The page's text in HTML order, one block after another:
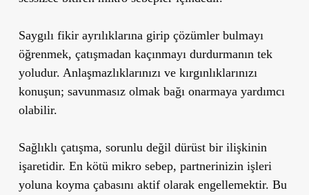
Saygılı fikir ayrılıklarına girip çözümler bulmayı
öğrenmek, çatışmadan kaçınmayı durdurmanın tek
yoludur. Anlaşmazlıklarınızı ve kırgınlıklarınızı
konuşun; savunmasız olmak bağı onarmaya yardımcı
olabilir.
Sağlıklı çatışma, sorunlu değil dürüst bir ilişkinin
işaretidir. En kötü mikro sebep, partnerinizin işleri
yoluna koyma çabasını aktif olarak engellemektir. Bu